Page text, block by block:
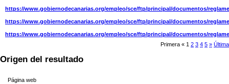
https://www.gobiernodecanarias.org/empleo/sce/ftp/principal/documentos/
https://www.gobiernodecanarias.org/empleo/sce/ftp/principal/documentos/
https://www.gobiernodecanarias.org/empleo/sce/ftp/principal/documentos/
Primera « 1 2 3 4 5 » Última
Origen del resultado
Página web